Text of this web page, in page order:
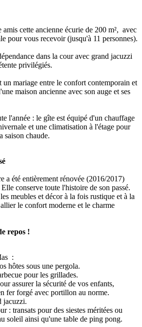
cette ancienne écurie de 200 m², avec
pour vous recevoir (jusqu'à 11 personnes).
dans la cour avec grand jacuzzi
privilégiés.
un mariage entre le confort contemporain et
maison ancienne avec son auge et ses
l'année : le gîte est équipé d'un chauffage
et une climatisation à l'étage pour
saison chaude.
a été entièrement rénovée (2016/2017)
conserve toute l'histoire de son passé.
meubles et décor à la fois rustique et à la
le confort moderne et le charme
repos !
:
hôtes sous une pergola.
pour les grillades.
assurer la sécurité de vos enfants,
fer forgé avec portillon au norme.
jacuzzi.
: transats pour des siestes méritées ou
soleil ainsi qu'une table de ping pong.